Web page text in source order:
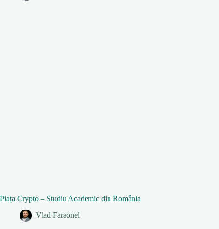
Piața Crypto – Studiu Academic din România
Vlad Faraonel